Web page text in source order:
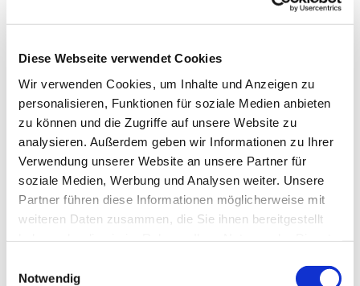
Diese Webseite verwendet Cookies
Wir verwenden Cookies, um Inhalte und Anzeigen zu
personalisieren, Funktionen für soziale Medien anbieten
zu können und die Zugriffe auf unsere Website zu
analysieren. Außerdem geben wir Informationen zu Ihrer
Verwendung unserer Website an unsere Partner für
soziale Medien, Werbung und Analysen weiter. Unsere
Partner führen diese Informationen möglicherweise mit
weiteren Daten zusammen, die Sie ihnen bereitgestellt
Notwendig